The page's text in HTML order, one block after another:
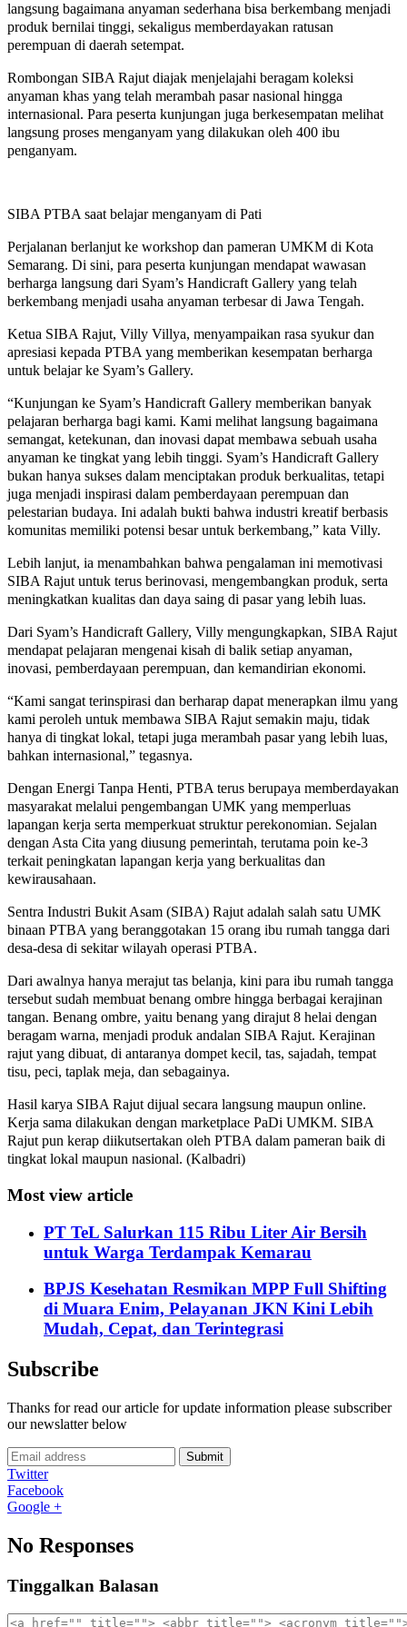
langsung bagaimana anyaman sederhana bisa berkembang menjadi
produk bernilai tinggi, sekaligus memberdayakan ratusan
perempuan di daerah setempat.
Rombongan SIBA Rajut diajak menjelajahi beragam koleksi
anyaman khas yang telah merambah pasar nasional hingga
internasional. Para peserta kunjungan juga berkesempatan melihat
langsung proses menganyam yang dilakukan oleh 400 ibu
penganyam.
SIBA PTBA saat belajar menganyam di Pati
Perjalanan berlanjut ke workshop dan pameran UMKM di Kota
Semarang. Di sini, para peserta kunjungan mendapat wawasan
berharga langsung dari Syam’s Handicraft Gallery yang telah
berkembang menjadi usaha anyaman terbesar di Jawa Tengah.
Ketua SIBA Rajut, Villy Villya, menyampaikan rasa syukur dan
apresiasi kepada PTBA yang memberikan kesempatan berharga
untuk belajar ke Syam’s Gallery.
“Kunjungan ke Syam’s Handicraft Gallery memberikan banyak
pelajaran berharga bagi kami. Kami melihat langsung bagaimana
semangat, ketekunan, dan inovasi dapat membawa sebuah usaha
anyaman ke tingkat yang lebih tinggi. Syam’s Handicraft Gallery
bukan hanya sukses dalam menciptakan produk berkualitas, tetapi
juga menjadi inspirasi dalam pemberdayaan perempuan dan
pelestarian budaya. Ini adalah bukti bahwa industri kreatif berbasis
komunitas memiliki potensi besar untuk berkembang,” kata Villy.
Lebih lanjut, ia menambahkan bahwa pengalaman ini memotivasi
SIBA Rajut untuk terus berinovasi, mengembangkan produk, serta
meningkatkan kualitas dan daya saing di pasar yang lebih luas.
Dari Syam’s Handicraft Gallery, Villy mengungkapkan, SIBA Rajut
mendapat pelajaran mengenai kisah di balik setiap anyaman,
inovasi, pemberdayaan perempuan, dan kemandirian ekonomi.
“Kami sangat terinspirasi dan berharap dapat menerapkan ilmu yang
kami peroleh untuk membawa SIBA Rajut semakin maju, tidak
hanya di tingkat lokal, tetapi juga merambah pasar yang lebih luas,
bahkan internasional,” tegasnya.
Dengan Energi Tanpa Henti, PTBA terus berupaya memberdayakan
masyarakat melalui pengembangan UMK yang memperluas
lapangan kerja serta memperkuat struktur perekonomian. Sejalan
dengan Asta Cita yang diusung pemerintah, terutama poin ke-3
terkait peningkatan lapangan kerja yang berkualitas dan
kewirausahaan.
Sentra Industri Bukit Asam (SIBA) Rajut adalah salah satu UMK
binaan PTBA yang beranggotakan 15 orang ibu rumah tangga dari
desa-desa di sekitar wilayah operasi PTBA.
Dari awalnya hanya merajut tas belanja, kini para ibu rumah tangga
tersebut sudah membuat benang ombre hingga berbagai kerajinan
tangan. Benang ombre, yaitu benang yang dirajut 8 helai dengan
beragam warna, menjadi produk andalan SIBA Rajut. Kerajinan
rajut yang dibuat, di antaranya dompet kecil, tas, sajadah, tempat
tisu, peci, taplak meja, dan sebagainya.
Hasil karya SIBA Rajut dijual secara langsung maupun online.
Kerja sama dilakukan dengan marketplace PaDi UMKM. SIBA
Rajut pun kerap diikutsertakan oleh PTBA dalam pameran baik di
tingkat lokal maupun nasional. (Kalbadri)
Most view article
PT TeL Salurkan 115 Ribu Liter Air Bersih
untuk Warga Terdampak Kemarau
BPJS Kesehatan Resmikan MPP Full Shifting
di Muara Enim, Pelayanan JKN Kini Lebih
Mudah, Cepat, dan Terintegrasi
Subscribe
Thanks for read our article for update information please subscriber
our newslatter below
Submit
Twitter
Facebook
Google +
No Responses
Tinggalkan Balasan